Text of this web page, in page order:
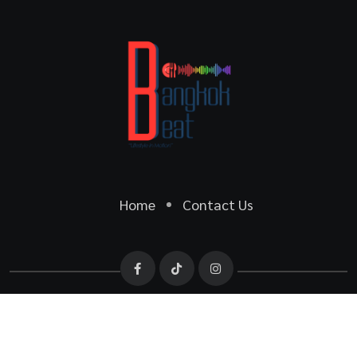
Home Contact Us